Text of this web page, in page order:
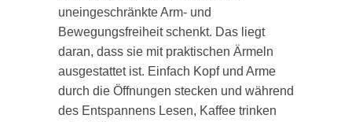
uneingeschränkte Arm- und
Bewegungsfreiheit schenkt. Das liegt
daran, dass sie mit praktischen Ärmeln
ausgestattet ist. Einfach Kopf und Arme
durch die Öffnungen stecken und während
des Entspannens Lesen, Kaffee trinken